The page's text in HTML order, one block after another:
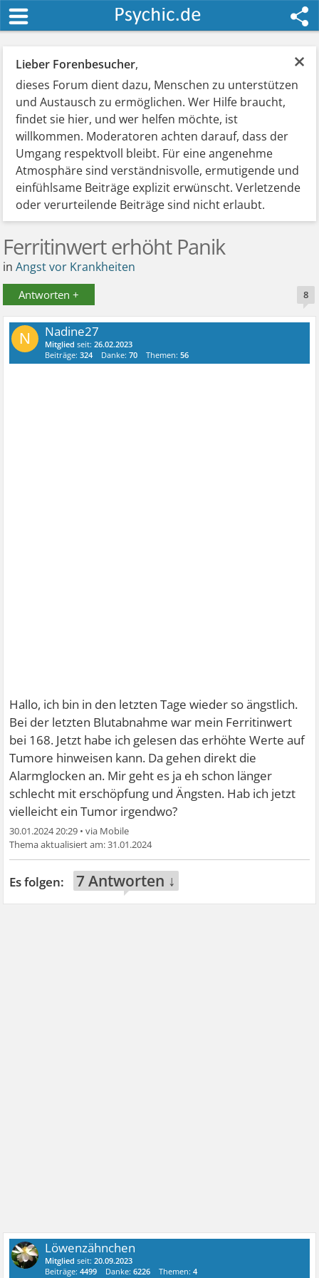
×
Lieber Forenbesucher,
dieses Forum dient dazu, Menschen zu unterstützen
und Austausch zu ermöglichen. Wer Hilfe braucht,
findet sie hier, und wer helfen möchte, ist
willkommen. Moderatoren achten darauf, dass der
Umgang respektvoll bleibt. Für eine angenehme
Atmosphäre sind verständnisvolle, ermutigende und
einfühlsame Beiträge explizit erwünscht. Verletzende
oder verurteilende Beiträge sind nicht erlaubt.
Ferritinwert erhöht Panik
inAngst vor Krankheiten
Antworten + 8
N Nadine27
Mitglied seit:26.02.2023
Beiträge:324 Danke:70 Themen:56
Hallo, ich bin in den letzten Tage wieder so ängstlich.
Bei der letzten Blutabnahme war mein Ferritinwert
bei 168. Jetzt habe ich gelesen das erhöhte Werte auf
Tumore hinweisen kann. Da gehen direkt die
Alarmglocken an. Mir geht es ja eh schon länger
schlecht mit erschöpfung und Ängsten. Hab ich jetzt
vielleicht ein Tumor irgendwo?
30.01.2024 20:29 •
31.01.2024
7 Antworten ↓
Löwenzähnchen
Mitglied seit:20.09.2023
Beiträge:4499 Danke:6226 Themen:4